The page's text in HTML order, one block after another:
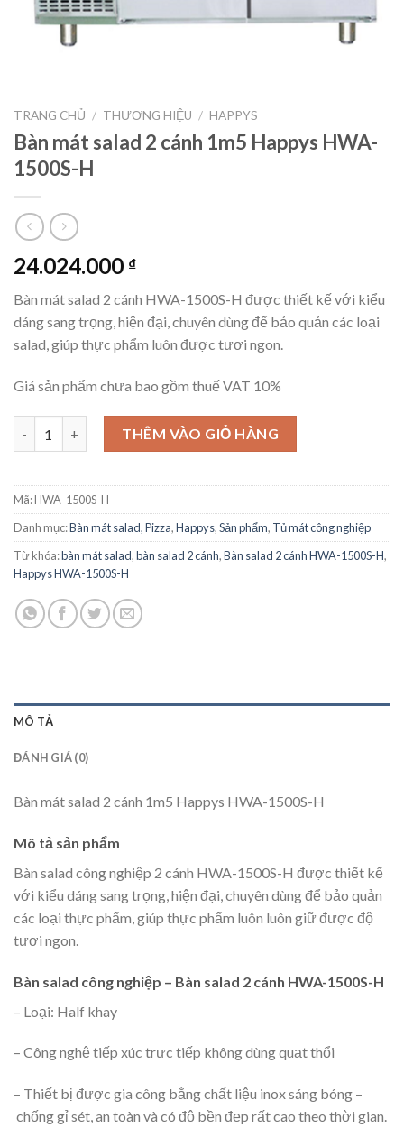
TRANG CHỦ / THƯƠNG HIỆU / HAPPYS
Bàn mát salad 2 cánh 1m5 Happys HWA-
1500S-H
24.024.000 ₫
Bàn mát salad 2 cánh HWA-1500S-H được thiết kế với kiểu
dáng sang trọng, hiện đại, chuyên dùng để bảo quản các loại
salad, giúp thực phẩm luôn được tươi ngon.
Giá sản phẩm chưa bao gồm thuế VAT 10%
Bàn mát salad 2 cánh 1m5 Happys HWA-1500S-H số lượng
THÊM VÀO GIỎ HÀNG
Mã:HWA-1500S-H
Danh mục:Bàn mát salad, Pizza,Happys,Sản phẩm, Tủ mát công nghiệp
Từ khóa:bàn mát salad,bàn salad 2 cánh,Bàn salad 2 cánh HWA-1500S-H,
Happys HWA-1500S-H
MÔ TẢ
ĐÁNH GIÁ (0)
Bàn mát salad 2 cánh 1m5 Happys HWA-1500S-H
Mô tả sản phẩm
Bàn salad công nghiệp 2 cánh HWA-1500S-H được thiết kế
với kiểu dáng sang trọng, hiện đại, chuyên dùng để bảo quản
các loại thực phẩm, giúp thực phẩm luôn luôn giữ được độ
tươi ngon.
Bàn salad công nghiệp – Bàn salad 2 cánh HWA-1500S-H
– Loại: Half khay
– Công nghệ tiếp xúc trực tiếp không dùng quạt thổi
– Thiết bị được gia công bằng chất liệu inox sáng bóng –
chống gỉ sét, an toàn và có độ bền đẹp rất cao theo thời gian.